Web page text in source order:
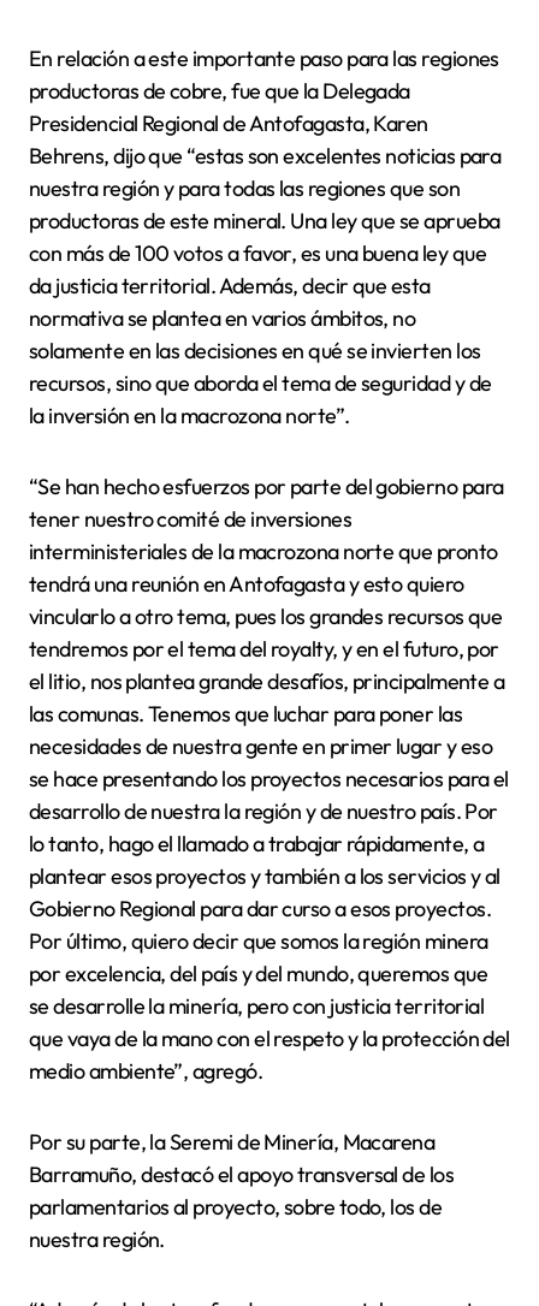
En relación a este importante paso para las regiones
productoras de cobre, fue que la Delegada
Presidencial Regional de Antofagasta, Karen
Behrens, dijo que “estas son excelentes noticias para
nuestra región y para todas las regiones que son
productoras de este mineral. Una ley que se aprueba
con más de 100 votos a favor, es una buena ley que
da justicia territorial. Además, decir que esta
normativa se plantea en varios ámbitos, no
solamente en las decisiones en qué se invierten los
recursos, sino que aborda el tema de seguridad y de
la inversión en la macrozona norte”.
“Se han hecho esfuerzos por parte del gobierno para
tener nuestro comité de inversiones
interministeriales de la macrozona norte que pronto
tendrá una reunión en Antofagasta y esto quiero
vincularlo a otro tema, pues los grandes recursos que
tendremos por el tema del royalty, y en el futuro, por
el litio, nos plantea grande desafíos, principalmente a
las comunas. Tenemos que luchar para poner las
necesidades de nuestra gente en primer lugar y eso
se hace presentando los proyectos necesarios para el
desarrollo de nuestra la región y de nuestro país. Por
lo tanto, hago el llamado a trabajar rápidamente, a
plantear esos proyectos y también a los servicios y al
Gobierno Regional para dar curso a esos proyectos.
Por último, quiero decir que somos la región minera
por excelencia, del país y del mundo, queremos que
se desarrolle la minería, pero con justicia territorial
que vaya de la mano con el respeto y la protección del
medio ambiente”, agregó.
Por su parte, la Seremi de Minería, Macarena
Barramuño, destacó el apoyo transversal de los
parlamentarios al proyecto, sobre todo, los de
nuestra región.